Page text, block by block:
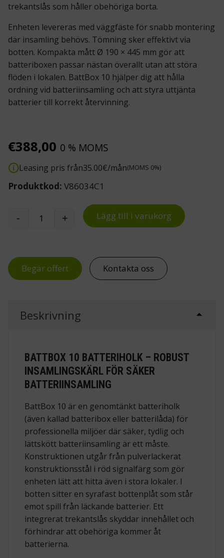
trekantslås som håller obehöriga borta.
Enheten levereras med väggfäste för snabb montering
där insamling behövs. Tömning sker effektivt via
botten. Kompakta mått Ø 190 × 445 mm gör att
batteriboxen passar nästan överallt utan att störa
flöden i lokalen. BattBox 10 hjälper dig att hålla
ordning vid batteriinsamling och att styra uttjänta
batterier till korrekt återvinning.
€388,00 0 % MOMS
Leasing pris från35.00€/mån(MOMS 0%)
Produktkod: V86034C1
BattBox 10 batteriholk mängd
- + Lägg till i varukorg
Begär offert Kontakta oss
Beskrivning
BATTBOX 10 BATTERIHOLK – ROBUST
INSAMLINGSKÄRL FÖR SÄKER
BATTERIINSAMLING
BattBox 10 är en genomtänkt batteriholk
(även kallad batteribox eller batterilåda) för
professionella miljöer där säker, tydlig och
lättskött batteriinsamling är ett måste.
Konstruktionen utgår från pulverlackerat
konstruktionsstål i röd signalfärg som gör
enheten lätt att hitta även i stora lokaler. I
botten sitter en syrafast bottenplåt som står
emot spill från läckande batterier. Ett
integrerat trekantslås skyddar innehållet och
förhindrar att obehöriga kommer åt
batterierna.